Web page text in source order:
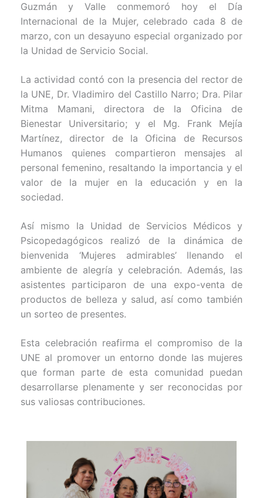
Guzmán y Valle conmemoró hoy el Día
Internacional de la Mujer, celebrado cada 8 de
marzo, con un desayuno especial organizado por
la Unidad de Servicio Social.
La actividad contó con la presencia del rector de
la UNE, Dr. Vladimiro del Castillo Narro; Dra. Pilar
Mitma Mamani, directora de la Oficina de
Bienestar Universitario; y el Mg. Frank Mejía
Martínez, director de la Oficina de Recursos
Humanos quienes compartieron mensajes al
personal femenino, resaltando la importancia y el
valor de la mujer en la educación y en la
sociedad.
Así mismo la Unidad de Servicios Médicos y
Psicopedagógicos realizó de la dinámica de
bienvenida ‘Mujeres admirables’ llenando el
ambiente de alegría y celebración. Además, las
asistentes participaron de una expo-venta de
productos de belleza y salud, así como también
un sorteo de presentes.
Esta celebración reafirma el compromiso de la
UNE al promover un entorno donde las mujeres
que forman parte de esta comunidad puedan
desarrollarse plenamente y ser reconocidas por
sus valiosas contribuciones.